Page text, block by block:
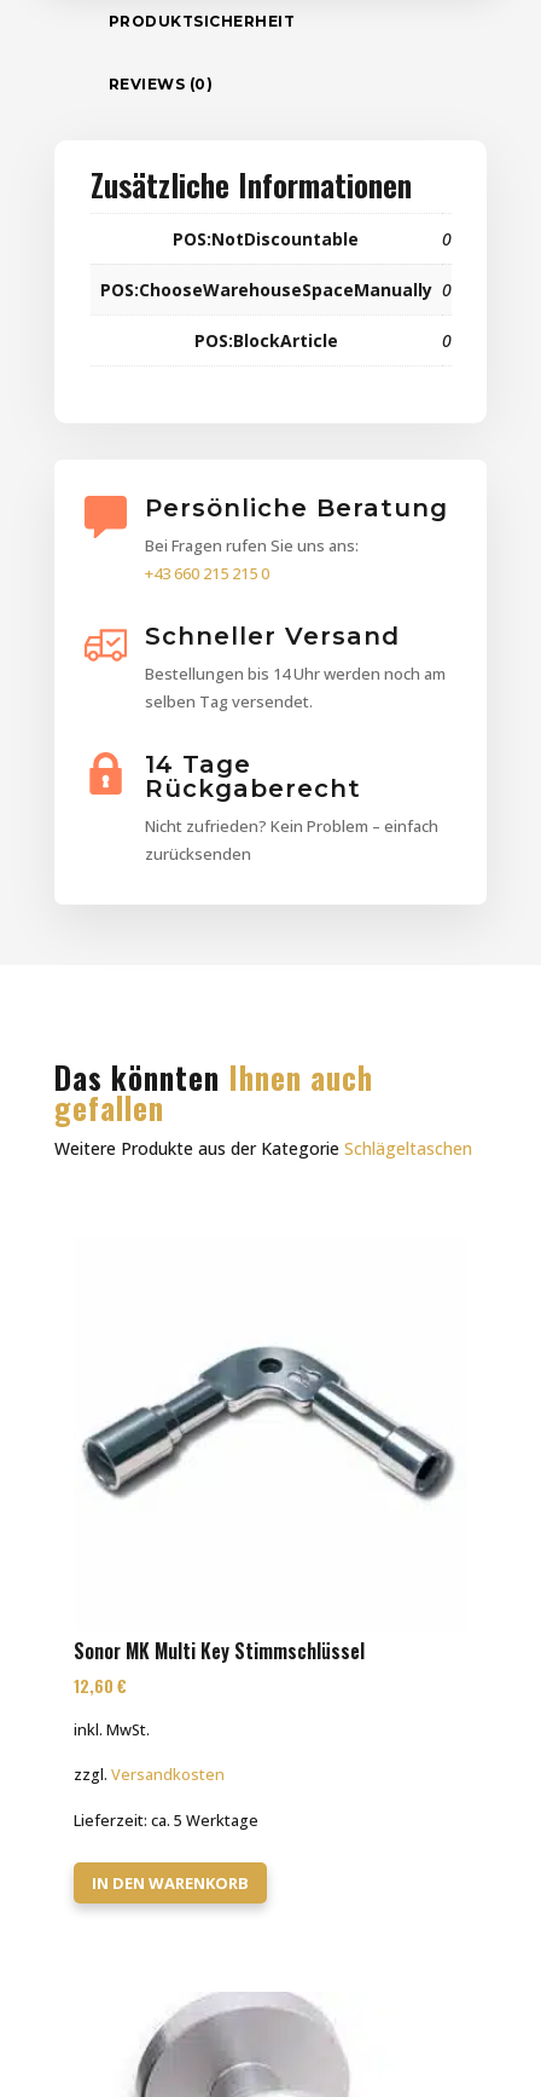
PRODUKTSICHERHEIT
REVIEWS (0)
Zusätzliche Informationen
POS:NotDiscountable 0
POS:ChooseWarehouseSpaceManually 0
POS:BlockArticle 0
Persönliche Beratung
Bei Fragen rufen Sie uns ans:
+43 660 215 215 0
Schneller Versand
Bestellungen bis 14 Uhr werden noch am
selben Tag versendet.
14 Tage
Rückgaberecht
Nicht zufrieden? Kein Problem – einfach
zurücksenden
Das könnten Ihnen auch
gefallen
Weitere Produkte aus der Kategorie Schlägeltaschen
Sonor MK Multi Key Stimmschlüssel
12,60 €
inkl. MwSt.
zzgl. Versandkosten
Lieferzeit: ca. 5 Werktage
IN DEN WARENKORB